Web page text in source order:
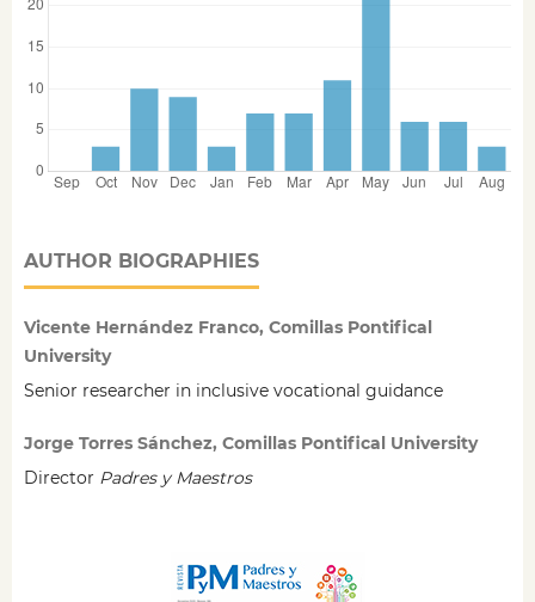
AUTHOR BIOGRAPHIES
Vicente Hernández Franco, Comillas Pontifical
University
Senior researcher in inclusive vocational guidance
Jorge Torres Sánchez, Comillas Pontifical University
Director Padres y Maestros